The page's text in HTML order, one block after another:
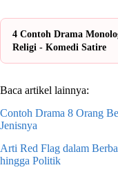
4 Contoh Drama
Religi - Komedi Satire
Baca artikel lainnya:
Contoh Drama 8 Orang
Jenisnya
Arti Red Flag dalam
hingga Politik